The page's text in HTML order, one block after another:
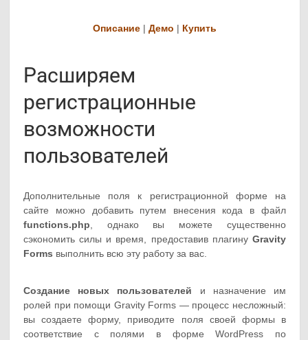
Описание| Демо | Купить
Расширяем
регистрационные
возможности
пользователей
Дополнительные поля к регистрационной форме на
сайте можно добавить путем внесения кода в файл
functions.php , однако вы можете существенно
сэкономить силы и время, предоставив плагину Gravity
Forms выполнить всю эту работу за вас.
Создание новых пользователей и назначение им
ролей при помощи Gravity Forms — процесс несложный:
вы создаете форму, приводите поля своей формы в
соответствие с полями в форме WordPress по